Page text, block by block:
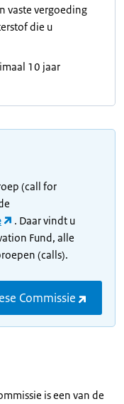
vaste vergoeding
die u
10 jaar
(call for
. Daar vindt u
Fund, alle
(calls).
Commissie
is een van de